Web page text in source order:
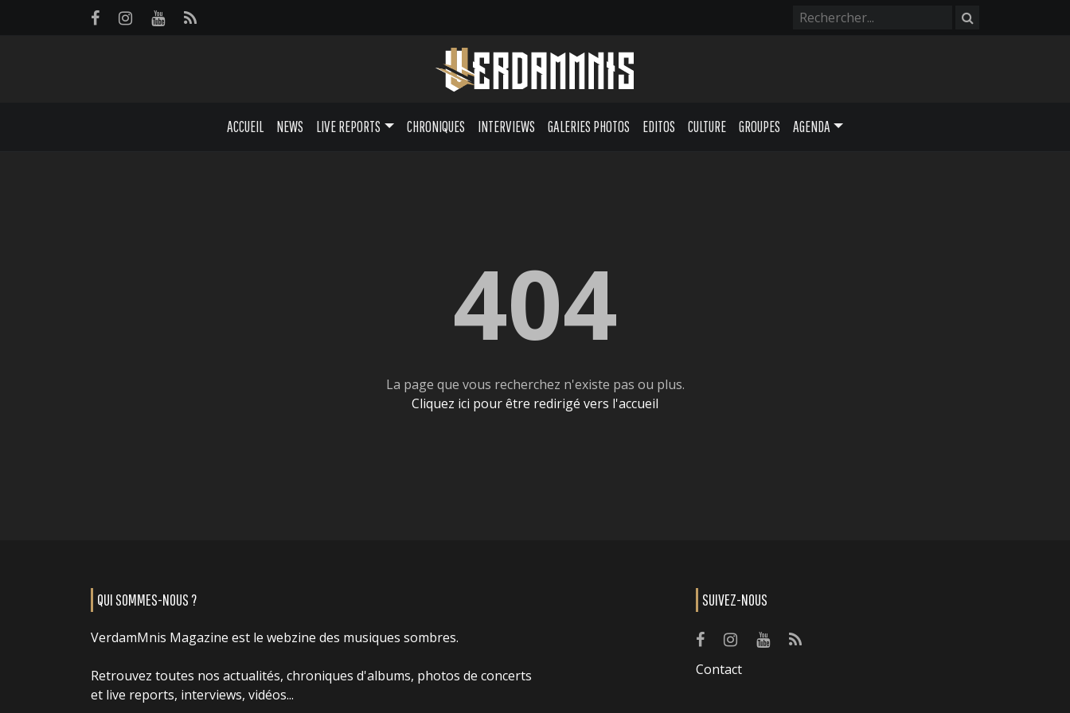
ACCUEIL NEWS LIVE REPORTS CHRONIQUES INTERVIEWS GALERIES PHOTOS EDITOS CULTURE GROUPES AGENDA
404
La page que vous recherchez n'existe pas ou plus.
Cliquez ici pour être redirigé vers l'accueil
QUI SOMMES-NOUS ?
VerdamMnis Magazine est le webzine des musiques sombres.
Retrouvez toutes nos actualités, chroniques d'albums, photos de concerts
et live reports, interviews, vidéos...
SUIVEZ-NOUS
Contact
Panneau de gestion des cookies